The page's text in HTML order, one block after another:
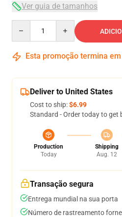
Ver guia de tamanhos
Esta promoção termina em
Deliver to United States
Cost to ship:$6.99
Standard - Order today to get
Production
Today
Shipping
Aug. 12
Transação segura
Entrega mundial na sua porta
Número de rastreamento